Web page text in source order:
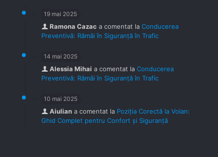
19 mai 2025
Ramona Cazac a comentat la Conducerea
Preventivă: Rămâi în Siguranță în Trafic
14 mai 2025
Alessia Mihai a comentat la Conducerea
Preventivă: Rămâi în Siguranță în Trafic
10 mai 2025
Aiulian a comentat la Poziția Corectă la Volan:
Ghid Complet pentru Confort și Siguranță